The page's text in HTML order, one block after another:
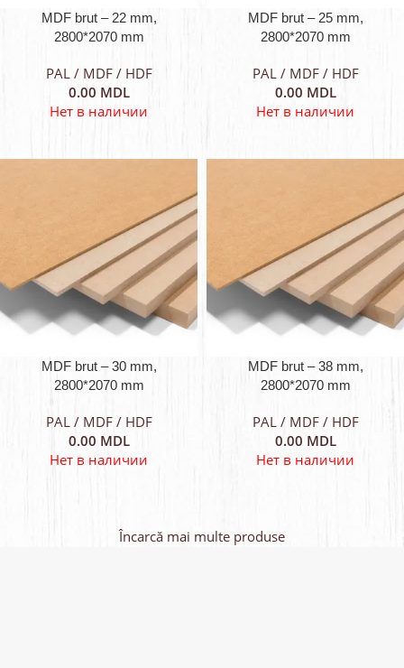
MDF brut – 22 mm,
2800*2070 mm
PAL / MDF / HDF
0.00 MDL
Нет в наличии
MDF brut – 25 mm,
2800*2070 mm
PAL / MDF / HDF
0.00 MDL
Нет в наличии
MDF brut – 30 mm,
2800*2070 mm
PAL / MDF / HDF
0.00 MDL
Нет в наличии
MDF brut – 38 mm,
2800*2070 mm
PAL / MDF / HDF
0.00 MDL
Нет в наличии
Încarcă mai multe produse